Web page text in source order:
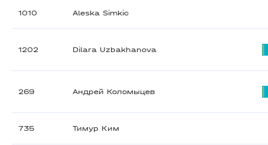
1010 Aleska Simkic
1202 Dilara Uzbakhanova
269 Андрей Коломыцев
735 Тимур Ким